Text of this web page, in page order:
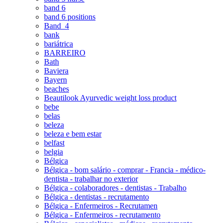
band 6
band 6 positions
Band_4
bank
bariátrica
BARREIRO
Bath
Baviera
Bayern
beaches
Beautilook Ayurvedic weight loss product
bebe
belas
beleza
beleza e bem estar
belfast
belgia
Bélgica
Bélgica - bom salário - comprar - Francia - médico-
dentista - trabalhar no exterior
Bélgica - colaboradores - dentistas - Trabalho
Bélgica - dentistas - recrutamento
Bélgica - Enfermeiros - Recrutamen
Bélgica - Enfermeiros - recrutamento